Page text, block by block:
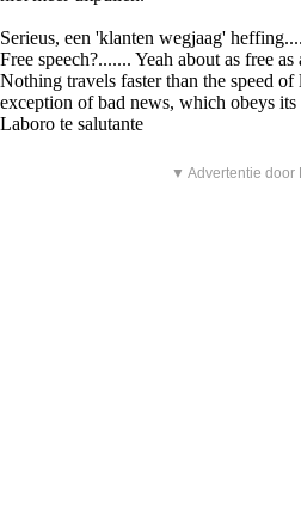
Serieus, een 'klanten wegjaag'
Free speech?....... Yeah about as free
Nothing travels faster than the speed
exception of bad news, which obeys
Laboro te salutante
▼ Advertentie door